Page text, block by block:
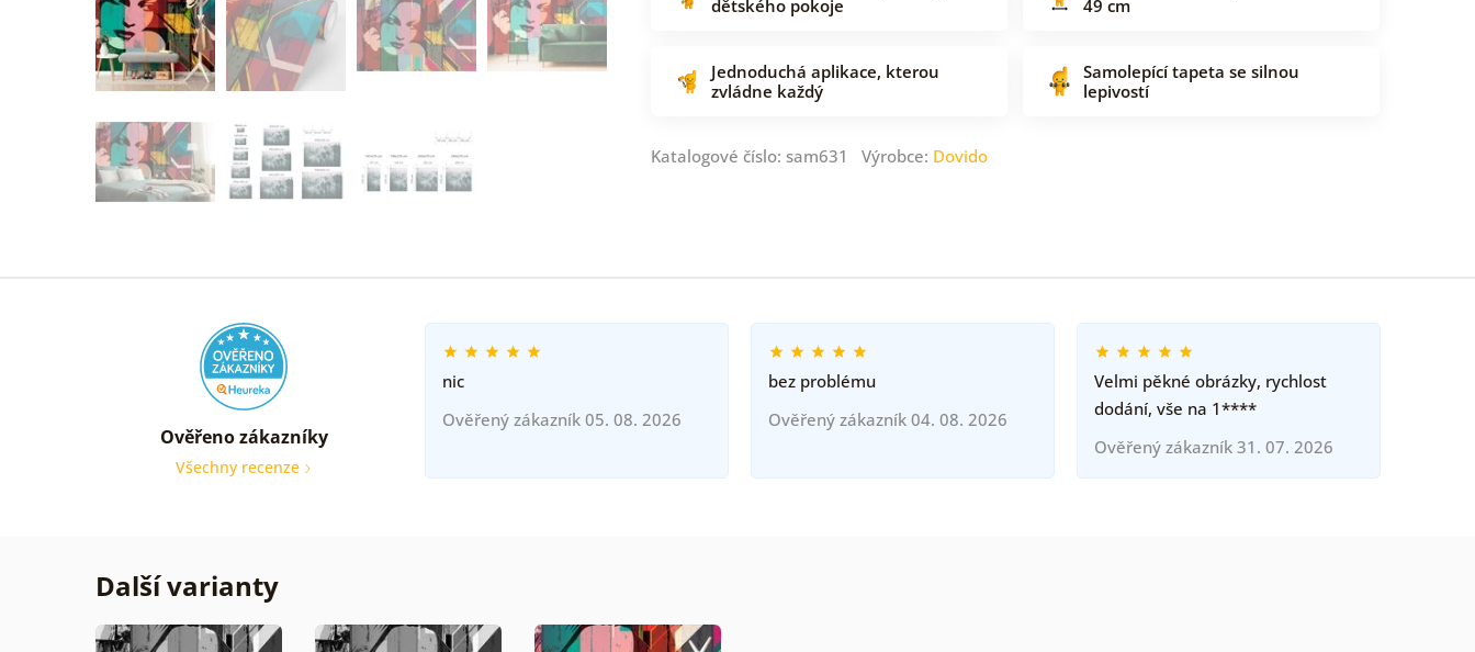
dětského pokoje
49 cm
Jednoduchá aplikace, kterou
zvládne každý
Samolepící tapeta se silnou
lepivostí
Katalogové číslo: sam631 Výrobce: Dovido
Ověřeno zákazníky
Všechny recenze
nic
Ověřený zákazník 05. 08. 2026
bez problému
Ověřený zákazník 04. 08. 2026
Velmi pěkné obrázky, rychlost
dodání, vše na 1****
Ověřený zákazník 31. 07. 2026
Další varianty